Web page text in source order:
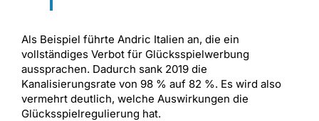
Als Beispiel führte Andric Italien an, die ein
vollständiges Verbot für Glücksspielwerbung
aussprachen. Dadurch sank 2019 die
Kanalisierungsrate von 98 % auf 82 %. Es wird also
vermehrt deutlich, welche Auswirkungen die
Glücksspielregulierung hat.